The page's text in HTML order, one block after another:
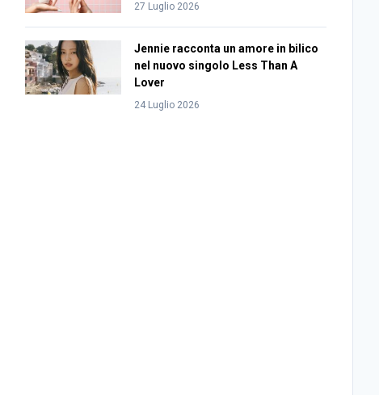
27 Luglio 2026
Jennie racconta un amore in bilico
nel nuovo singolo Less Than A
Lover
24 Luglio 2026